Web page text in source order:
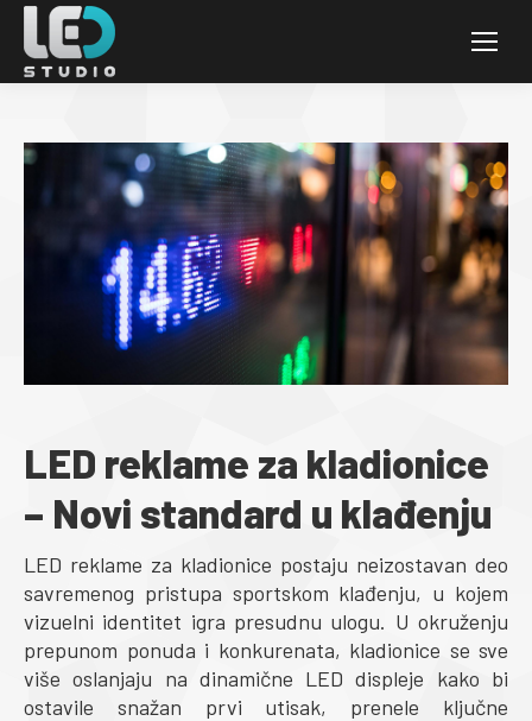
LED reklame za kladionice
– Novi standard u klađenju
LED reklame za kladionice postaju neizostavan deo
savremenog pristupa sportskom klađenju, u kojem
vizuelni identitet igra presudnu ulogu. U okruženju
prepunom ponuda i konkurenata, kladionice se sve
više oslanjaju na dinamične LED displeje kako bi
ostavile snažan prvi utisak, prenele ključne